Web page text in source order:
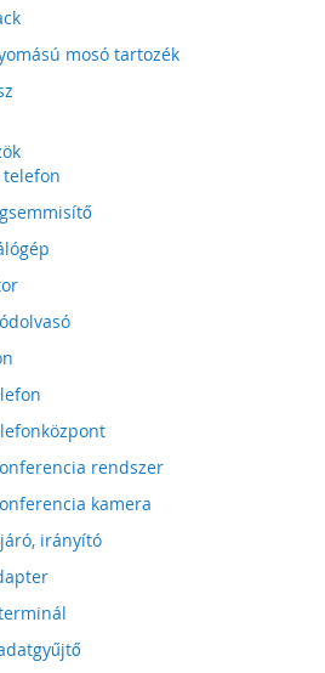
mosó tartozék
rendszer
kamera
irányító